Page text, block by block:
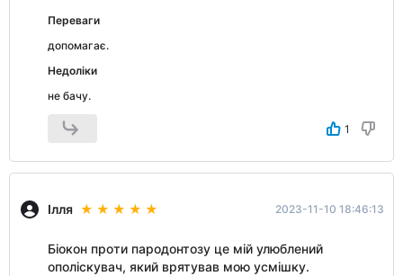
Переваги
допомагає.
Недоліки
не бачу.
1
Ілля 2023-11-10 18:46:13
Біокон проти пародонтозу це мій улюблений
ополіскувач, який врятував мою усмішку.